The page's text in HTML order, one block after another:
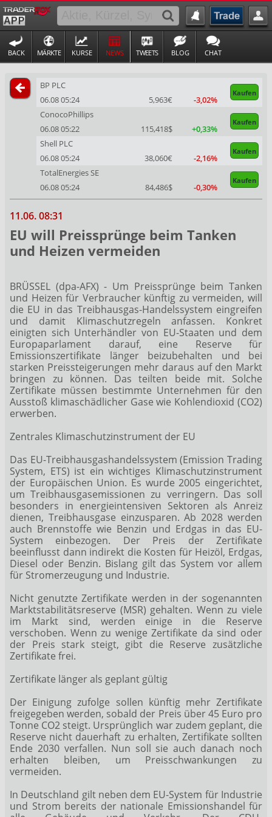
BACK MÄRKTE KURSE NEWS TWEETS BLOG CHAT
BP PLC
Kaufen
06.08 05:24 5,963€
-3,02%
ConocoPhillips
Kaufen
06.08 05:22 115,418$
+0,33%
Shell PLC
Kaufen
06.08 05:24 38,060€
-2,16%
TotalEnergies SE
Kaufen
06.08 05:24 84,486$ -0,30%
11.06. 08:31
EU will Preissprünge beim Tanken
und Heizen vermeiden
BRÜSSEL (dpa-AFX) - Um Preissprünge beim Tanken
und Heizen für Verbraucher künftig zu vermeiden, will
die EU in das Treibhausgas-Handelssystem eingreifen
und damit Klimaschutzregeln anfassen. Konkret
einigten sich Unterhändler von EU-Staaten und dem
Europaparlament darauf, eine Reserve für
Emissionszertifikate länger beizubehalten und bei
starken Preissteigerungen mehr daraus auf den Markt
bringen zu können. Das teilten beide mit. Solche
Zertifikate müssen bestimmte Unternehmen für den
Ausstoß klimaschädlicher Gase wie Kohlendioxid (CO2)
erwerben.
Zentrales Klimaschutzinstrument der EU
Das EU-Treibhausgashandelssystem (Emission Trading
System, ETS) ist ein wichtiges Klimaschutzinstrument
der Europäischen Union. Es wurde 2005 eingerichtet,
um Treibhausgasemissionen zu verringern. Das soll
besonders in energieintensiven Sektoren als Anreiz
dienen, Treibhausgase einzusparen. Ab 2028 werden
auch Brennstoffe wie Benzin und Erdgas in das EU-
System einbezogen. Der Preis der Zertifikate
beeinflusst dann indirekt die Kosten für Heizöl, Erdgas,
Diesel oder Benzin. Bislang gilt das System vor allem
für Stromerzeugung und Industrie.
Nicht genutzte Zertifikate werden in der sogenannten
Marktstabilitätsreserve (MSR) gehalten. Wenn zu viele
im Markt sind, werden einige in die Reserve
verschoben. Wenn zu wenige Zertifikate da sind oder
der Preis stark steigt, gibt die Reserve zusätzliche
Zertifikate frei.
Zertifikate länger als geplant gültig
Der Einigung zufolge sollen künftig mehr Zertifikate
freigegeben werden, sobald der Preis über 45 Euro pro
Tonne CO2 steigt. Ursprünglich war zudem geplant, die
Reserve nicht dauerhaft zu erhalten, Zertifikate sollten
Ende 2030 verfallen. Nun soll sie auch danach noch
erhalten bleiben, um Preisschwankungen zu
vermeiden.
In Deutschland gilt neben dem EU-System für Industrie
und Strom bereits der nationale Emissionshandel für